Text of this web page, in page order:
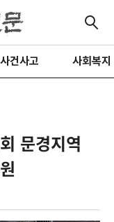
사건사고 사회복지
문경지역